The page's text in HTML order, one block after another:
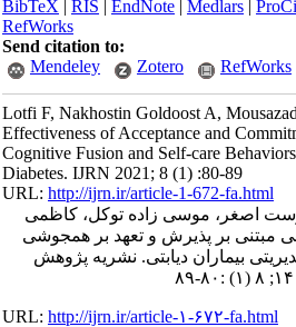
BibTeX|RIS|EndNote|Medlars|
RefWorks
Send citation to:
Mendeley
Zotero RefWorks
Lotfi F, Nakhostin Goldoost A,
Effectiveness of Acceptance and
Cognitive Fusion and Self-care
Diabetes. IJRN 2021; 8 (1) :80-89
URL:http://ijrn.ir/article-1-672-fa.html
اصغر، موسی زاده توکل، کاظمی
مبتنی بر پذیرش و تعهد بر همجوشی
بیماران دیابتی. نشریه پژوهش
URL:http://ijrn.ir/article-۱-۶۷۲-fa.html